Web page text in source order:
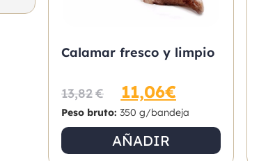
Calamar fresco y limpio
13,82€ 11,06€
Peso bruto: 350 g/bandeja
AÑADIR